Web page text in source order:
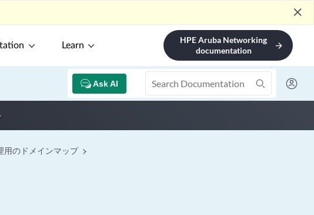
close
Learn
HPE Aruba Networking
documentation
arrow_forward
Ask AI
用のドメインマップ